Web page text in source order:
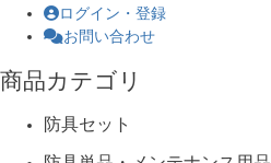
ログイン・登録
お問い合わせ
商品カテゴリ
防具セット